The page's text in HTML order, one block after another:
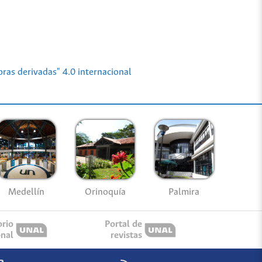
derivadas" 4.0 internacional
Medellín Orinoquía Palmira
Portal de
revistas